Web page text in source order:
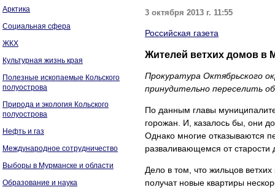
Арктика
Социальная сфера
ЖКХ
Культурная жизнь края
Полезные ископаемые Кольского
полуострова
Природа и экология Кольского
полуострова
Нефть и газ
Международное сотрудничество
Выборы в Мурманске и области
Образование и наука
3 октября 2013 г. 11:55
Российская газета
Жителей ветхих домов в
Прокуратура Октябрьского
принудительно переселить
По данным главы
горожан. И, казалось бы, они
Однако многие отказываются
разваливающемся от старости
Дело в том, что жильцов
получат новые квартиры